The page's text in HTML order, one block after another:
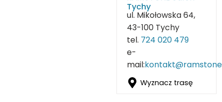
Tychy
ul. Mikołowska 64,
43-100 Tychy
tel. 724 020 479
e-
mail:
Wyznacz trasę